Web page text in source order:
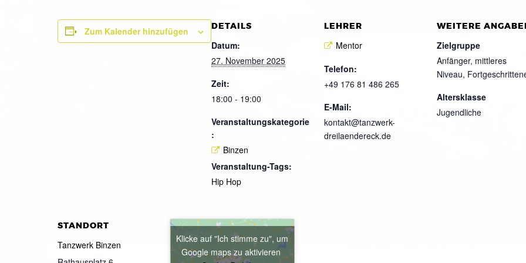
Zum Kalender hinzufügen DETAILS
Datum:
27. November 2025
Zeit:
18:00 - 19:00
Veranstaltungskategorie
:
Binzen
Veranstaltung-Tags:
Hip Hop
LEHRER
Mentor
Telefon:
+49 176 81 486 265
E-Mail:
kontakt@tanzwerk-
dreilaendereck.de
WEITERE
Zielgruppe
Anfänger, mittleres
Niveau,
Altersklasse
Jugendliche
STANDORT
Tanzwerk Binzen
Klicke auf "Ich stimme zu", um
Google maps zu aktivieren